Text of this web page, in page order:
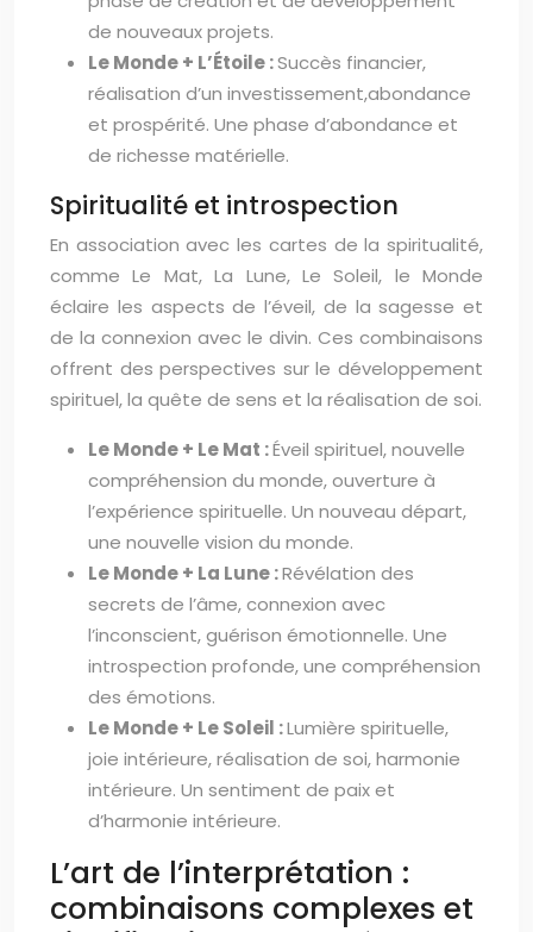
de nouveaux projets.
Le Monde + L’Étoile :Succès financier,
réalisation d’un investissement,abondance
et prospérité. Une phase d’abondance et
de richesse matérielle.
Spiritualité et introspection
En association avec les cartes de la spiritualité,
comme Le Mat, La Lune, Le Soleil, le Monde
éclaire les aspects de l’éveil, de la sagesse et
de la connexion avec le divin. Ces combinaisons
offrent des perspectives sur le développement
spirituel, la quête de sens et la réalisation de soi.
Le Monde + Le Mat :Éveil spirituel, nouvelle
compréhension du monde, ouverture à
l’expérience spirituelle. Un nouveau départ,
une nouvelle vision du monde.
Le Monde + La Lune :Révélation des
secrets de l’âme, connexion avec
l’inconscient, guérison émotionnelle. Une
introspection profonde, une compréhension
des émotions.
Le Monde + Le Soleil :Lumière spirituelle,
joie intérieure, réalisation de soi, harmonie
intérieure. Un sentiment de paix et
d’harmonie intérieure.
L’art de l’interprétation :
combinaisons complexes et